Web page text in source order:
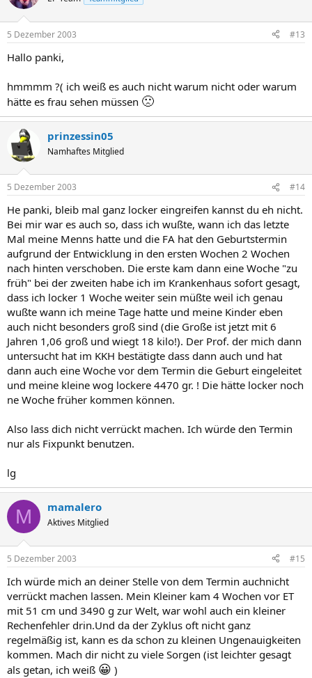
5 Dezember 2003 #13
Hallo panki,
hmmmm ?( ich weiß es auch nicht warum nicht oder warum
hätte es frau sehen müssen 🙁
prinzessin05
Namhaftes Mitglied
5 Dezember 2003 #14
He panki, bleib mal ganz locker eingreifen kannst du eh nicht.
Bei mir war es auch so, dass ich wußte, wann ich das letzte
Mal meine Menns hatte und die FA hat den Geburtstermin
aufgrund der Entwicklung in den ersten Wochen 2 Wochen
nach hinten verschoben. Die erste kam dann eine Woche "zu
früh" bei der zweiten habe ich im Krankenhaus sofort gesagt,
dass ich locker 1 Woche weiter sein müßte weil ich genau
wußte wann ich meine Tage hatte und meine Kinder eben
auch nicht besonders groß sind (die Große ist jetzt mit 6
Jahren 1,06 groß und wiegt 18 kilo!). Der Prof. der mich dann
untersucht hat im KKH bestätigte dass dann auch und hat
dann auch eine Woche vor dem Termin die Geburt eingeleitet
und meine kleine wog lockere 4470 gr. ! Die hätte locker noch
ne Woche früher kommen können.
Also lass dich nicht verrückt machen. Ich würde den Termin
nur als Fixpunkt benutzen.
lg
M mamalero
Aktives Mitglied
5 Dezember 2003 #15
Ich würde mich an deiner Stelle von dem Termin auchnicht
verrückt machen lassen. Mein Kleiner kam 4 Wochen vor ET
mit 51 cm und 3490 g zur Welt, war wohl auch ein kleiner
Rechenfehler drin.Und da der Zyklus oft nicht ganz
regelmäßig ist, kann es da schon zu kleinen Ungenauigkeiten
kommen. Mach dir nicht zu viele Sorgen (ist leichter gesagt
als getan, ich weiß 😀 )